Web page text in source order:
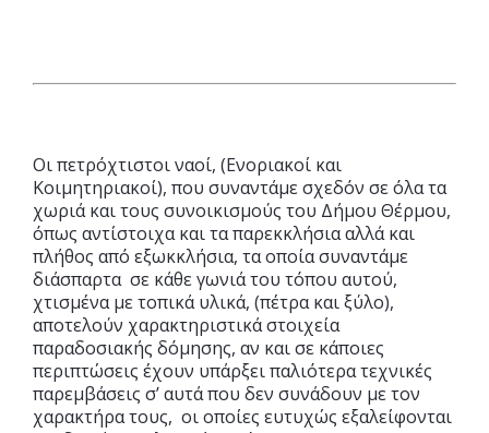
Οι πετρόχτιστοι ναοί, (Ενοριακοί και
Κοιμητηριακοί), που συναντάμε σχεδόν σε όλα τα
χωριά και τους συνοικισμούς του Δήμου Θέρμου,
όπως αντίστοιχα και τα παρεκκλήσια αλλά και
πλήθος από εξωκκλήσια, τα οποία συναντάμε
διάσπαρτα σε κάθε γωνιά του τόπου αυτού,
χτισμένα με τοπικά υλικά, (πέτρα και ξύλο),
αποτελούν χαρακτηριστικά στοιχεία
παραδοσιακής δόμησης, αν και σε κάποιες
περιπτώσεις έχουν υπάρξει παλιότερα τεχνικές
παρεμβάσεις σ’ αυτά που δεν συνάδουν με τον
χαρακτήρα τους, οι οποίες ευτυχώς εξαλείφονται